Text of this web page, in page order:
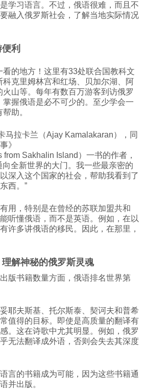
学习语言。不过，俄语很难，而且不
融入俄罗斯社会，了解当地实际情况
利
的地方！这里有33处联合国教科文
克里姆林宫和红场、贝加尔湖、阿
山等。每年有数百万游客到访俄罗
握俄语是必不可少的。至少学会一
助。
马拉卡兰（Ajay Kamalakaran），同
》
from Sakhalin Island）一书的作者，
全新世界的大门。我一些最亲密的
深入这个国家的社会，帮助我看到了
西。”
用，特别是在曾经的苏联加盟共和
听懂俄语，而不是英语。例如，在以
许多讲俄语的移民。因此，在那里，
解神秘的俄罗斯灵魂
版书籍数量方面，俄语排名世界第
耶夫斯基、托尔斯泰、契诃夫和普希
值得的目标。即使是高质量的翻译有
。这在诗歌中尤其明显。例如，俄罗
无法翻译成外语，否则会失去其深度
言的书籍成为可能，因为这些书籍通
并出版。